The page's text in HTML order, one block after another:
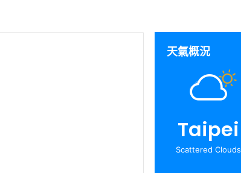
天氣概況
Taipei
Scattered Clouds